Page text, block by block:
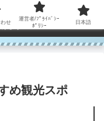
ます！
め観光スポ
せ
運営者/ﾌﾟﾗｲﾊﾞｼｰ
ﾎﾟﾘｼｰ
日本語